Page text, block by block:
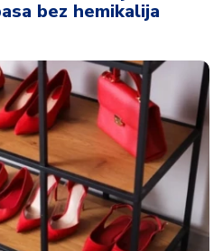
bez hemikalija